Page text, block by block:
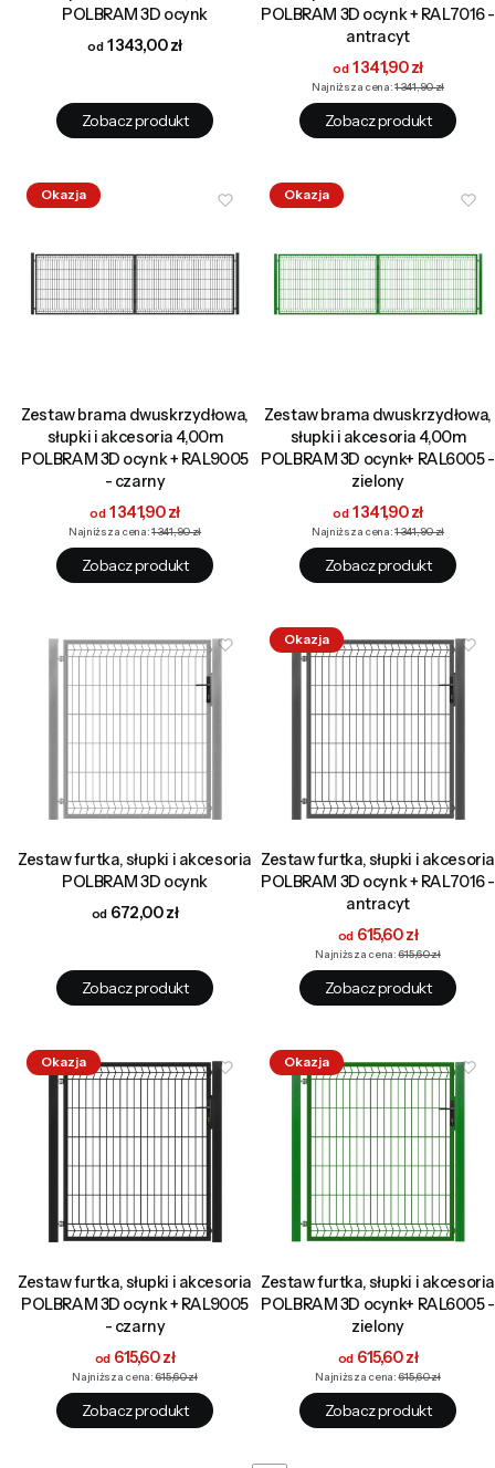
POLBRAM 3D ocynk
Cena1 343,00 zł
Zobacz produkt
POLBRAM 3D ocynk + RAL7016 -
antracyt
Cena promocyjna
1 341,90 zł
Najniższa cena: 1 341,90 zł
Zobacz produkt
Okazja
Zestaw brama dwuskrzydłowa,
słupki i akcesoria 4,00m
POLBRAM 3D ocynk + RAL9005
- czarny
Cena promocyjna
1 341,90 zł
Najniższa cena: 1 341,90 zł
Zobacz produkt
Okazja
Zestaw brama dwuskrzydłowa,
słupki i akcesoria 4,00m
POLBRAM 3D ocynk+ RAL6005 -
zielony
Cena promocyjna
1 341,90 zł
Najniższa cena: 1 341,90 zł
Zobacz produkt
Zestaw furtka, słupki i akcesoria
POLBRAM 3D ocynk
Cena672,00 zł
Zobacz produkt
Okazja
Zestaw furtka, słupki i akcesoria
POLBRAM 3D ocynk + RAL7016 -
antracyt
Cena promocyjna
615,60 zł
Najniższa cena: 615,60 zł
Zobacz produkt
Okazja
Zestaw furtka, słupki i akcesoria
POLBRAM 3D ocynk + RAL9005
- czarny
Cena promocyjna
615,60 zł
Najniższa cena: 615,60 zł
Zobacz produkt
Okazja
Zestaw furtka, słupki i akcesoria
POLBRAM 3D ocynk+ RAL6005 -
zielony
Cena promocyjna
615,60 zł
Najniższa cena: 615,60 zł
Zobacz produkt